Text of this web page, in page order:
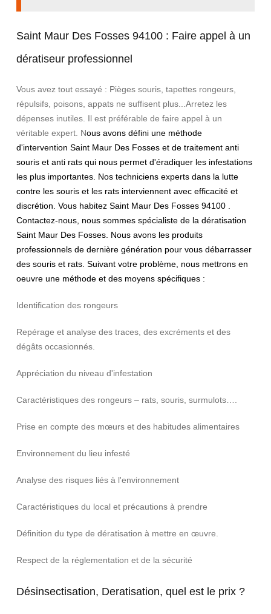
Saint Maur Des Fosses 94100 : Faire appel à un
dératiseur professionnel
Vous avez tout essayé : Pièges souris, tapettes rongeurs,
répulsifs, poisons, appats ne suffisent plus...Arretez les
dépenses inutiles. Il est préférable de faire appel à un
véritable expert. Nous avons défini une méthode
d'intervention Saint Maur Des Fosses et de traitement anti
souris et anti rats qui nous permet d'éradiquer les infestations
les plus importantes. Nos techniciens experts dans la lutte
contre les souris et les rats interviennent avec efficacité et
discrétion. Vous habitez Saint Maur Des Fosses 94100 .
Contactez-nous, nous sommes spécialiste de la dératisation
Saint Maur Des Fosses. Nous avons les produits
professionnels de dernière génération pour vous débarrasser
des souris et rats. Suivant votre problème, nous mettrons en
oeuvre une méthode et des moyens spécifiques :
Identification des rongeurs
Repérage et analyse des traces, des excréments et des
dégâts occasionnés.
Appréciation du niveau d'infestation
Caractéristiques des rongeurs – rats, souris, surmulots….
Prise en compte des mœurs et des habitudes alimentaires
Environnement du lieu infesté
Analyse des risques liés à l'environnement
Caractéristiques du local et précautions à prendre
Définition du type de dératisation à mettre en œuvre.
Respect de la réglementation et de la sécurité
Désinsectisation, Deratisation, quel est le prix ?